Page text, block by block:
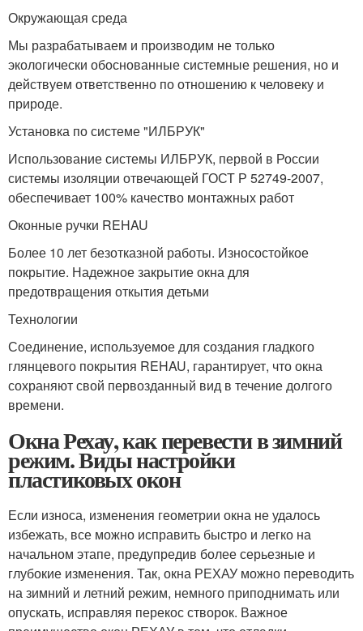
Окружающая среда
Мы разрабатываем и производим не только
экологически обоснованные системные решения, но и
действуем ответственно по отношению к человеку и
природе.
Установка по системе "ИЛБРУК"
Использование системы ИЛБРУК, первой в России
системы изоляции отвечающей ГОСТ Р 52749-2007,
обеспечивает 100% качество монтажных работ
Оконные ручки REHAU
Более 10 лет безотказной работы. Износостойкое
покрытие. Надежное закрытие окна для
предотвращения откытия детьми
Технологии
Соединение, используемое для создания гладкого
глянцевого покрытия REHAU, гарантирует, что окна
сохраняют свой первозданный вид в течение долгого
времени.
Окна Рехау, как перевести в зимний
режим. Виды настройки
пластиковых окон
Если износа, изменения геометрии окна не удалось
избежать, все можно исправить быстро и легко на
начальном этапе, предупредив более серьезные и
глубокие изменения. Так, окна РЕХАУ можно переводить
на зимний и летний режим, немного приподнимать или
опускать, исправляя перекос створок. Важное